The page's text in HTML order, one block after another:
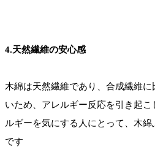
4.天然繊維の安心感
木綿は天然繊維であり、合成繊維
いため、アレルギー反応を引き起
ルギーを気にする人にとって、木
です